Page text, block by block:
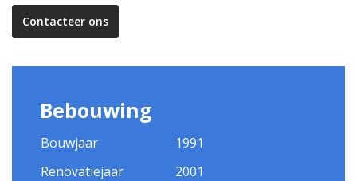
Contacteer ons
Bebouwing
Bouwjaar
1991
Renovatiejaar
2001